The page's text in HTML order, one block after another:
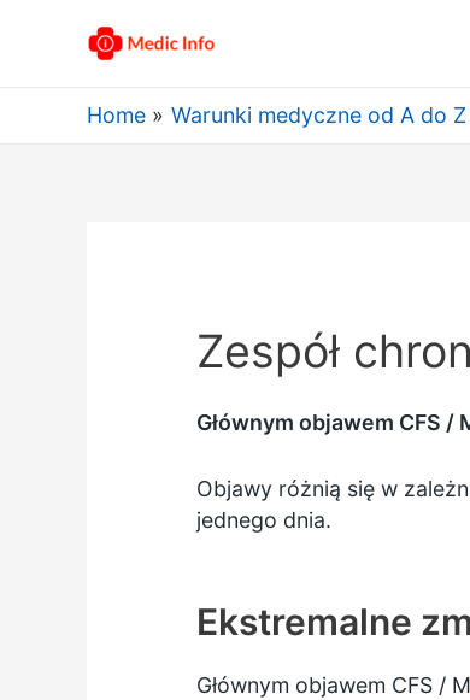
Home Warunki medyczne od A do Z
Zespół
Głównym objawem CFS
Objawy różnią się w
jednego dnia.
Ekstremalne
Głównym objawem CFS /